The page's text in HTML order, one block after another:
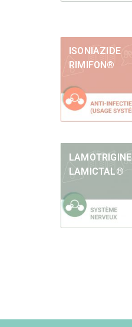
ISONIAZIDE
RIMIFON®
LAMOTRIGINE
LAMICTAL®